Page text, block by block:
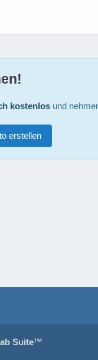
kostenlosund
erstellen
Suite™